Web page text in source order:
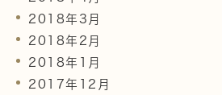
2018年3月
2018年2月
2018年1月
2017年12月